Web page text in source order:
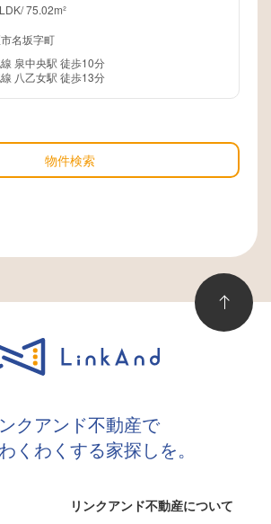
/75.02m²
名坂字町
泉中央駅 徒歩10分
八乙女駅 徒歩13分
物件検索
クアンド不動産で
くわくする家探しを。
リンクアンド不動産について